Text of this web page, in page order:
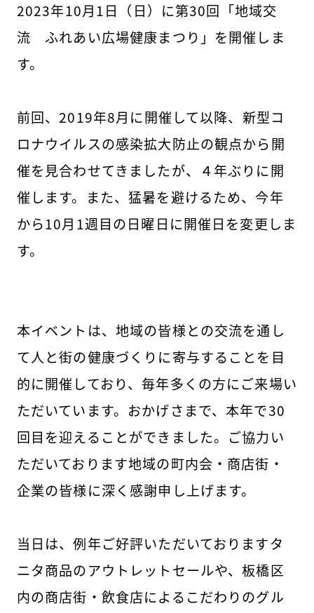
2023年10月1日（日）に第30回「地域交
流 ふれあい広場健康まつり」を開催しま
す。
前回、2019年8月に開催して以降、新型コ
ロナウイルスの感染拡大防止の観点から開
催を見合わせてきましたが、４年ぶりに開
催します。また、猛暑を避けるため、今年
から10月1週目の日曜日に開催日を変更しま
す。
本イベントは、地域の皆様との交流を通し
て人と街の健康づくりに寄与することを目
的に開催しており、毎年多くの方にご来場い
ただいています。おかげさまで、本年で30
回目を迎えることができました。ご協力い
ただいております地域の町内会・商店街・
企業の皆様に深く感謝申し上げます。
当日は、例年ご好評いただいておりますタ
ニタ商品のアウトレットセールや、板橋区
内の商店街・飲食店によるこだわりのグル